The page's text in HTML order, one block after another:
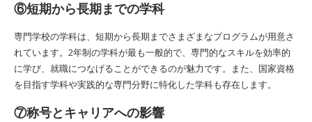
⑥短期から長期までの学科
専門学校の学科は、短期から長期までさまざまなプログラムが用意さ
れています。2年制の学科が最も一般的で、専門的なスキルを効率的
に学び、就職につなげることができるのが魅力です。また、国家資格
を目指す学科や実践的な専門分野に特化した学科も存在します。
⑦称号とキャリアへの影響